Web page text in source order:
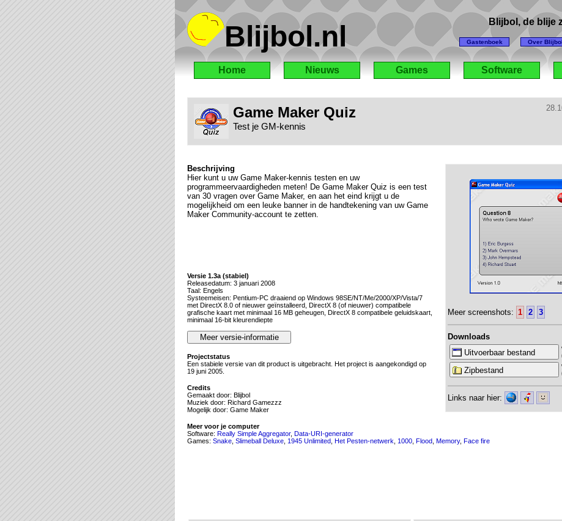
Blijbol.nl Blijbol, de blije
Over Blijbol
Gastenboek
Home Nieuws Games Software
Game Maker Quiz
Test je GM-kennis
Meer screenshots: 1 2 3
Downloads
Uitvoerbaar bestand
Zipbestand
Links naar hier:
Beschrijving
Hier kunt u uw Game Maker-kennis testen en uw
programmeervaardigheden meten! De Game Maker Quiz is een test
van 30 vragen over Game Maker, en aan het eind krijgt u de
mogelijkheid om een leuke banner in de handtekening van uw Game
Maker Community-account te zetten.
Versie 1.3a (stabiel)
Releasedatum: 3 januari 2008
Taal: Engels
Systeemeisen: Pentium-PC draaiend op Windows 98SE/NT/Me/2000/XP/Vista/7
met DirectX 8.0 of nieuwer geïnstalleerd, DirectX 8 (of nieuwer) compatibele
grafische kaart met minimaal 16 MB geheugen, DirectX 8 compatibele geluidskaart,
minimaal 16-bit kleurendiepte
Projectstatus
Een stabiele versie van dit product is uitgebracht. Het project is aangekondigd op
19 juni 2005.
Credits
Gemaakt door: Blijbol
Muziek door: Richard Gamezzz
Mogelijk door: Game Maker
Meer voor je computer
Software: Really Simple Aggregator, Data-URI-generator
Games: Snake Slimeball Deluxe 1945 Unlimited Het Pesten-netwerk 1000 Flood Memory, Face fire